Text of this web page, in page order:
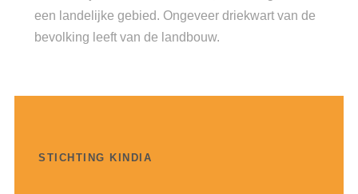
een landelijke gebied. Ongeveer driekwart van de
bevolking leeft van de landbouw.
STICHTING KINDIA